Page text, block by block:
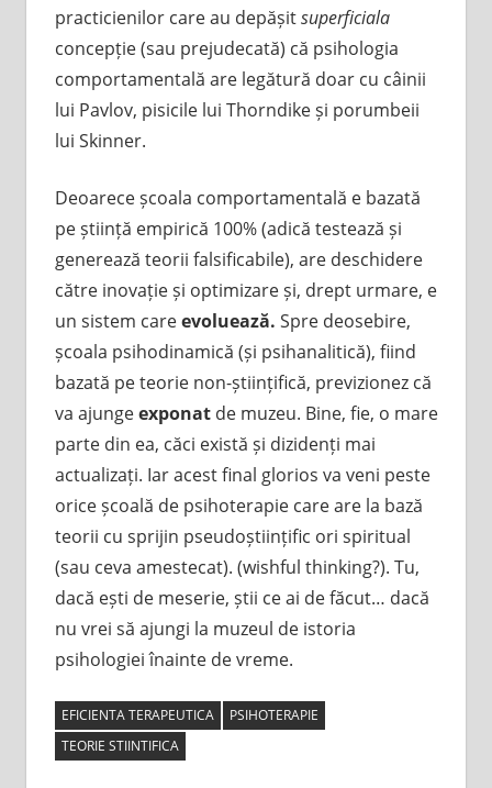
practicienilor care au depășitsuperficiala
concepție (sau prejudecată) că psihologia
comportamentală are legătură doar cu câinii
lui Pavlov, pisicile lui Thorndike și porumbeii
lui Skinner.
Deoarece școala comportamentală e bazată
pe știință empirică 100% (adică testează și
generează teorii falsificabile), are deschidere
către inovație și optimizare și, drept urmare, e
un sistem careevoluează. Spre deosebire,
școala psihodinamică (și psihanalitică), fiind
bazată pe teorie non-științifică, previzionez că
va ajungeexponatde muzeu. Bine, fie, o mare
parte din ea, căci există și dizidenți mai
actualizați. Iar acest final glorios va veni peste
orice școală de psihoterapie care are la bază
teorii cu sprijin pseudoștiințific ori spiritual
(sau ceva amestecat). (wishful thinking?). Tu,
dacă ești de meserie, știi ce ai de făcut… dacă
nu vrei să ajungi la muzeul de istoria
psihologiei înainte de vreme.
EFICIENTA TERAPEUTICA
PSIHOTERAPIE
TEORIE STIINTIFICA